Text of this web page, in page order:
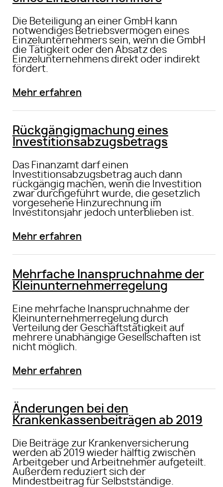
Die Beteiligung an einer GmbH kann
notwendiges Betriebsvermögen eines
Einzelunternehmers sein, wenn die GmbH
die Tätigkeit oder den Absatz des
Einzelunternehmens direkt oder indirekt
fördert.
Mehr erfahren
Rückgängigmachung eines
Investitionsabzugsbetrags
Das Finanzamt darf einen
Investitionsabzugsbetrag auch dann
rückgängig machen, wenn die Investition
zwar durchgeführt wurde, die gesetzlich
vorgesehene Hinzurechnung im
Investitonsjahr jedoch unterblieben ist.
Mehr erfahren
Mehrfache Inanspruchnahme der
Kleinunternehmerregelung
Eine mehrfache Inanspruchnahme der
Kleinunternehmerregelung durch
Verteilung der Geschäftstätigkeit auf
mehrere unabhängige Gesellschaften ist
nicht möglich.
Mehr erfahren
Änderungen bei den
Krankenkassenbeiträgen ab 2019
Die Beiträge zur Krankenversicherung
werden ab 2019 wieder hälftig zwischen
Arbeitgeber und Arbeitnehmer aufgeteilt.
Außerdem reduziert sich der
Mindestbeitrag für Selbstständige.